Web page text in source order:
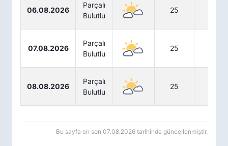
06.08.2026
Parçalı
Bulutlu
25
07.08.2026
Parçalı
Bulutlu
25
08.08.2026
Parçalı
Bulutlu
25
Bu sayfa en son 07.08.2026 tarihinde güncellenmiştir.